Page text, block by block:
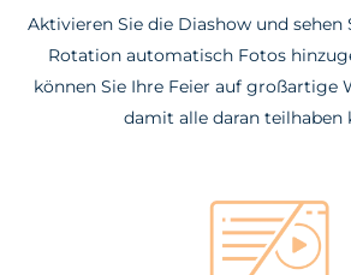
Aktivieren Sie die Diashow und sehen
Rotation automatisch Fotos
können Sie Ihre Feier auf großartige
damit alle daran teilhaben